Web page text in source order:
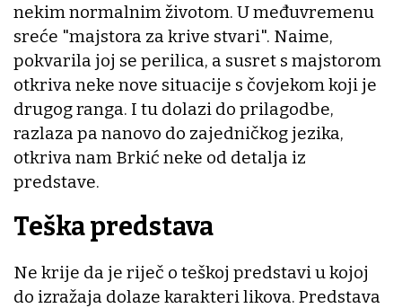
nekim normalnim životom. U međuvremenu
sreće "majstora za krive stvari". Naime,
pokvarila joj se perilica, a susret s majstorom
otkriva neke nove situacije s čovjekom koji je
drugog ranga. I tu dolazi do prilagodbe,
razlaza pa nanovo do zajedničkog jezika,
otkriva nam Brkić neke od detalja iz
predstave.
Teška predstava
Ne krije da je riječ o teškoj predstavi u kojoj
do izražaja dolaze karakteri likova. Predstava